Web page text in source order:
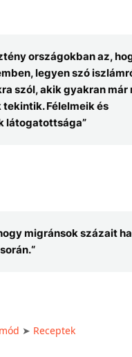
országokban az,
legyen szó
szól, akik gyakran már
Félelmeik és
látogatottsága”
migránsok százait
➤ Receptek